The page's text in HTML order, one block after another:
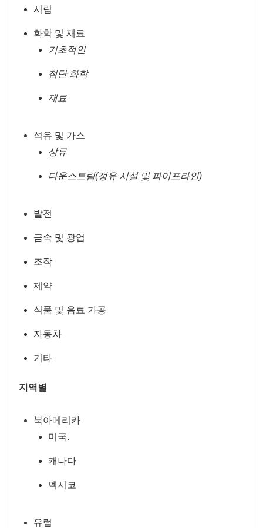
시립
화학 및 재료
기초적인
첨단 화학
재료
석유 및 가스
상류
다운스트림(정유 시설 및 파이프라인)
발전
금속 및 광업
조작
제약
식품 및 음료 가공
자동차
기타
지역별
북아메리카
미국.
캐나다
멕시코
유럽